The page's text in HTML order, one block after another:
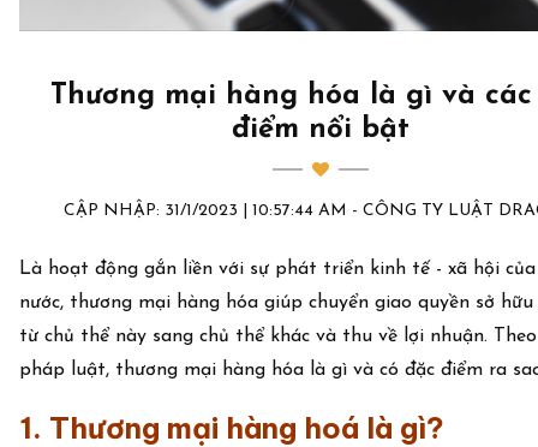
Thương mại hàng hóa là gì và
điểm nổi bật
CẬP NHẬP: 31/1/2023 | 10:57:44 AM - CÔNG TY LUẬT
Là hoạt động gắn liền với sự phát triển kinh tế - xã hội
nước, thương mại hàng hóa giúp chuyển giao quyền sở
từ chủ thể này sang chủ thể khác và thu về lợi nhuận.
pháp luật, thương mại hàng hóa là gì và có đặc điểm ra
1. Thương mại hàng hoá là gì?